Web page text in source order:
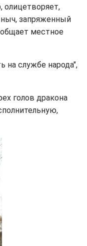
олицетворяет,
запряженный
местное
на службе народа",
голов дракона